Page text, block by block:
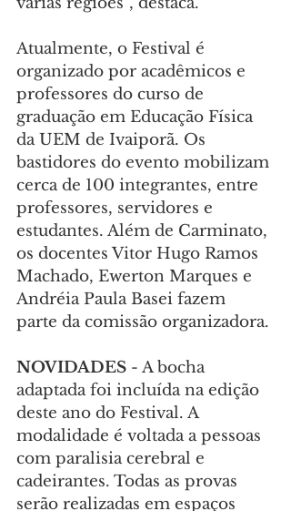
Atualmente, o Festival é
organizado por acadêmicos e
professores do curso de
graduação em Educação Física
da UEM de Ivaiporã. Os
bastidores do evento mobilizam
cerca de 100 integrantes, entre
professores, servidores e
estudantes. Além de Carminato,
os docentes Vitor Hugo Ramos
Machado, Ewerton Marques e
Andréia Paula Basei fazem
parte da comissão organizadora.
NOVIDADES - A bocha
adaptada foi incluída na edição
deste ano do Festival. A
modalidade é voltada a pessoas
com paralisia cerebral e
cadeirantes. Todas as provas
serão realizadas em espaços